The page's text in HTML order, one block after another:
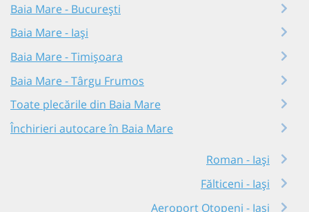
Baia Mare - București
Baia Mare - Iași
Baia Mare - Timișoara
Baia Mare - Târgu Frumos
Toate plecările din Baia Mare
Închirieri autocare în Baia Mare
Roman - Iași
Fălticeni - Iași
Aeroport Otopeni - Iași